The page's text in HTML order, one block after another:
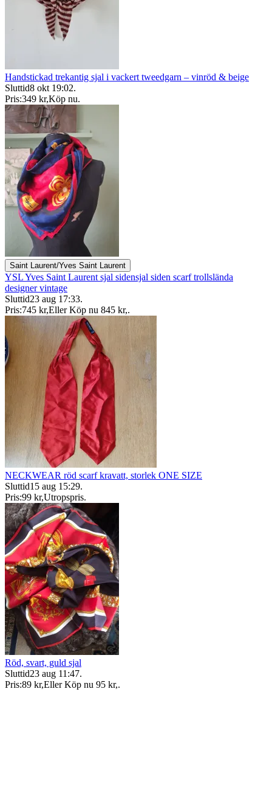
Handstickad trekantig sjal i vackert tweedgarn – vinröd & beige
Sluttid8 okt 19:02.
Pris:349 kr,Köp nu.
Saint Laurent/Yves Saint Laurent
YSL Yves Saint Laurent sjal sidensjal siden scarf trollslända
designer vintage
Sluttid23 aug 17:33.
Pris:745 kr,Eller Köp nu 845 kr,.
NECKWEAR röd scarf kravatt, storlek ONE SIZE
Sluttid15 aug 15:29.
Pris:99 kr,Utropspris.
Röd, svart, guld sjal
Sluttid23 aug 11:47.
Pris:89 kr,Eller Köp nu 95 kr,.